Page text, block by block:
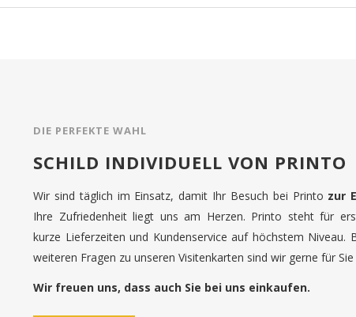
DIE PERFEKTE WAHL
SCHILD INDIVIDUELL VON PRINTO
Wir sind täglich im Einsatz, damit Ihr Besuch bei Printo zur
Ihre Zufriedenheit liegt uns am Herzen. Printo steht für
kurze Lieferzeiten und Kundenservice auf höchstem Niveau.
weiteren Fragen zu unseren Visitenkarten sind wir gerne für Sie
Wir freuen uns, dass auch Sie bei uns einkaufen.